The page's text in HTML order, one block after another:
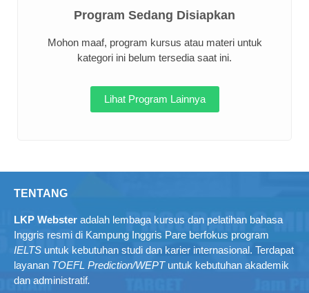
Program Sedang Disiapkan
Mohon maaf, program kursus atau materi untuk
kategori ini belum tersedia saat ini.
Lihat Program Lainnya
TENTANG
LKP Webster adalah lembaga kursus dan pelatihan bahasa
Inggris resmi di Kampung Inggris Pare berfokus program
IELTS untuk kebutuhan studi dan karier internasional. Terdapat
layanan TOEFL Prediction/WEPTuntuk kebutuhan akademik
dan administratif.